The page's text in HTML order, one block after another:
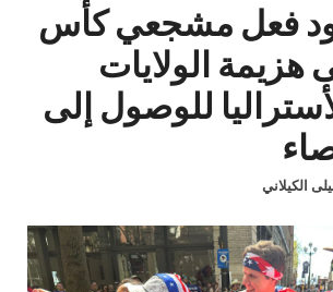
فعل مشجعي كأس
هزيمة الولايات
للوصول إلى
الكيلاني